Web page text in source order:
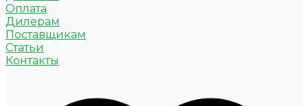
Оплата
Дилерам
Поставщикам
Статьи
Контакты